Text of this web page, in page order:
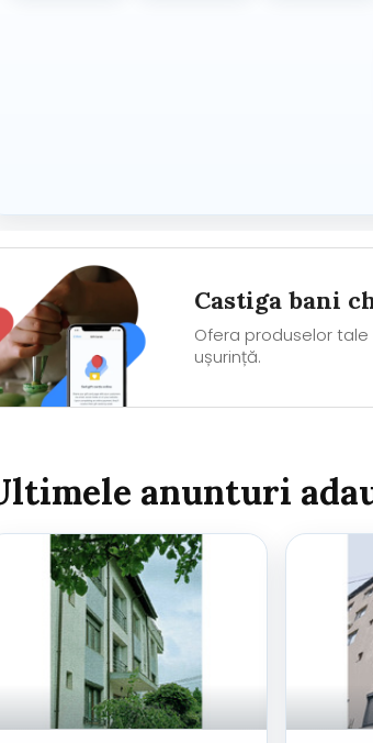
Castiga bani
Ofera produselor
ușurință.
anunturi